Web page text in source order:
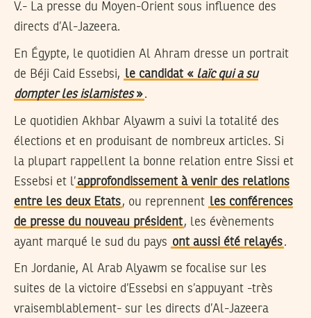
V.- La presse du Moyen-Orient sous influence des
directs d’Al-Jazeera.
En Égypte, le quotidien Al Ahram dresse un portrait
de Béji Caid Essebsi, le candidat « laïc qui a su
dompter les islamistes».
Le quotidien Akhbar Alyawm a suivi la totalité des
élections et en produisant de nombreux articles. Si
la plupart rappellent la bonne relation entre Sissi et
Essebsi et l’approfondissement à venir des relations
entre les deux Etats, ou reprennent les conférences
de presse du nouveau président, les évènements
ayant marqué le sud du pays ont aussi été relayés.
En Jordanie, Al Arab Alyawm se focalise sur les
suites de la victoire d’Essebsi en s’appuyant -très
vraisemblablement- sur les directs d’Al-Jazeera